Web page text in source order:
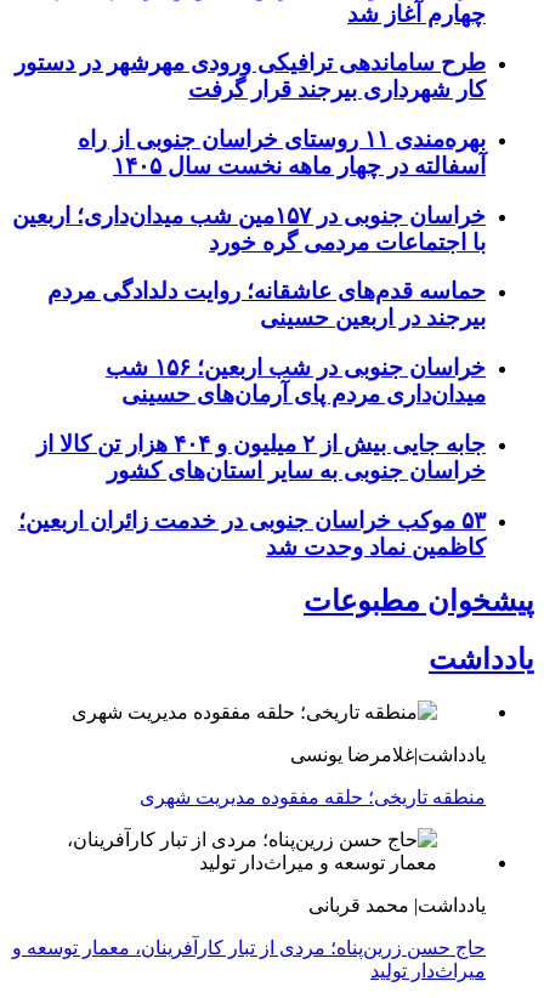
چهارم آغاز شد
طرح ساماندهی ترافیکی ورودی مهرشهر در دستور
کار شهرداری بیرجند قرار گرفت
بهره‌مندی ۱۱ روستای خراسان جنوبی از راه
آسفالته در چهار ماهه نخست سال ۱۴۰۵
خراسان جنوبی در ۱۵۷مین شب میدان‌داری؛ اربعین
با اجتماعات مردمی گره خورد
حماسه قدم‌های عاشقانه؛ روایت دلدادگی مردم
بیرجند در اربعین حسینی
خراسان جنوبی در شب اربعین؛ ۱۵۶ شب
میدان‌داری مردم پای آرمان‌های حسینی
جابه جایی بیش از ۲ میلیون و ۴۰۴ هزار تن کالا از
خراسان جنوبی به سایر استان‌های کشور
۵۳ موکب خراسان جنوبی در خدمت زائران اربعین؛
کاظمین نماد وحدت شد
پیشخوان مطبوعات
یادداشت
یادداشت|غلامرضا یونسی
منطقه تاریخی؛ حلقه مفقوده مدیریت شهری
یادداشت| محمد قربانی
حاج حسن زرین‌پناه؛ مردی از تبار کارآفرینان، معمار توسعه و
میراث‌دار تولید